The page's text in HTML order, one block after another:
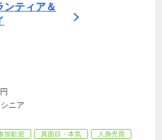
ンティア＆
ニア
加歓迎 真面目・本気
人身売買